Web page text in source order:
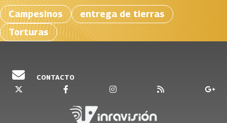
Campesinos
entrega de tierras
Torturas
CONTACTO